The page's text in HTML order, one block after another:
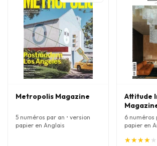
Metropolis Magazine
5 numéros par an • version
papier en Anglais
Attitude
6 numéros
papier en
★
★★
★★
★★
★★
★